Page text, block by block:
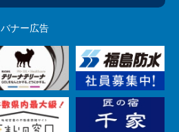
バナー広告